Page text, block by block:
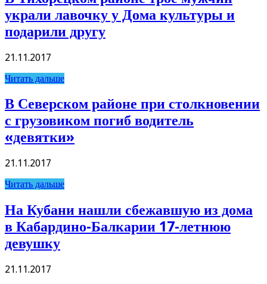
украли лавочку у Дома культуры и
подарили другу
21.11.2017
Читать дальше
В Северском районе при столкновении
с грузовиком погиб водитель
«девятки»
21.11.2017
Читать дальше
На Кубани нашли сбежавшую из дома
в Кабардино-Балкарии 17-летнюю
девушку
21.11.2017